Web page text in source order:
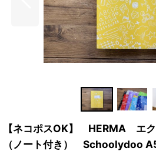
【ネコポスOK】 HERMA エク
（ノート付き） Schoolydoo